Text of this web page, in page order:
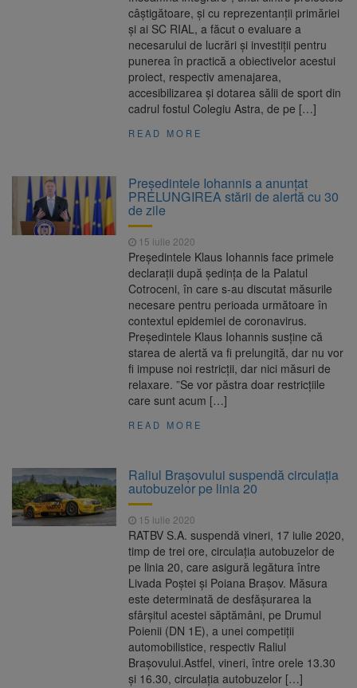
câștigătoare, și cu reprezentanții primăriei
și ai SC RIAL, a făcut o evaluare a
necesarului de lucrări și investiții pentru
punerea în practică a obiectivelor acestui
proiect, respectiv amenajarea,
accesibilizarea și dotarea sălii de sport din
cadrul fostul Colegiu Astra, de pe […]
READ MORE
Președintele Iohannis a anunțat
PRELUNGIREA stării de alertă cu 30
de zile
15 iulie 2020
Președintele Klaus Iohannis face primele
declarații după ședința de la Palatul
Cotroceni, în care s-au discutat măsurile
necesare pentru perioada următoare în
contextul epidemiei de coronavirus.
Președintele Klaus Iohannis susține că
starea de alertă va fi prelungită, dar nu vor
fi impuse noi restricții, dar nici măsuri de
relaxare. ”Se vor păstra doar restricțiile
care sunt acum […]
READ MORE
Raliul Brașovului suspendă circulația
autobuzelor pe linia 20
15 iulie 2020
RATBV S.A. suspendă vineri, 17 iulie 2020,
timp de trei ore, circulația autobuzelor de
pe linia 20, care asigură legătura între
Livada Poștei și Poiana Brașov. Măsura
este determinată de desfășurarea la
sfârșitul acestei săptămâni, pe Drumul
Poienii (DN 1E), a unei competiții
automobilistice, respectiv Raliul
Brașovului.Astfel, vineri, între orele 13.30
și 16.30, circulația autobuzelor […]